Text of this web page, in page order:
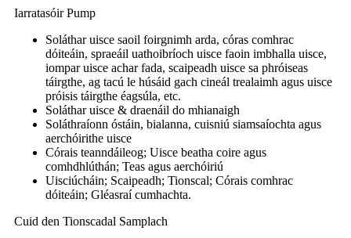
Iarratasóir Pump
Soláthar uisce saoil foirgnimh arda, córas comhrac
dóiteáin, spraeáil uathoibríoch uisce faoin imbhalla uisce,
iompar uisce achar fada, scaipeadh uisce sa phróiseas
táirgthe, ag tacú le húsáid gach cineál trealaimh agus uisce
próisis táirgthe éagsúla, etc.
Soláthar uisce & draenáil do mhianaigh
Soláthraíonn óstáin, bialanna, cuisniú siamsaíochta agus
aerchóirithe uisce
Córais teanndáileog; Uisce beatha coire agus
comhdhlúthán; Teas agus aerchóiriú
Uisciúcháin; Scaipeadh; Tionscal; Córais comhrac
dóiteáin; Gléasraí cumhachta.
Cuid den Tionscadal Samplach